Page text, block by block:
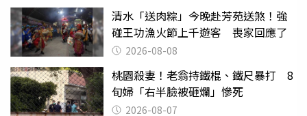
清水「送肉粽」今晚赴芳苑送煞！強
碰王功漁火節上千遊客 喪家回應了
2026-08-08
桃園殺妻！老翁持鐵棍、鐵尺暴打 8
旬婦「右半臉被砸爛」慘死
2026-08-07